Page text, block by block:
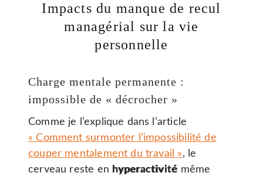
Impacts du manque de recul
managérial sur la vie
personnelle
Charge mentale permanente :
impossible de « décrocher »
Comme je l’explique dans l’article
« Comment surmonter l’impossibilité de
couper mentalement du travail », le
cerveau reste en hyperactivité même